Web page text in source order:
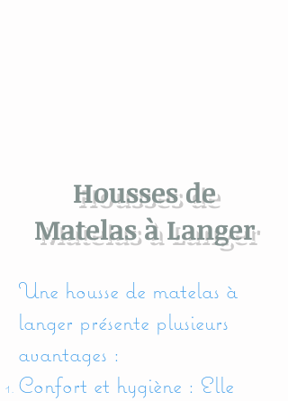
Housses de
Matelas à Langer
Une housse de matelas à
langer présente plusieurs
avantages :
Confort et hygiène : Elle